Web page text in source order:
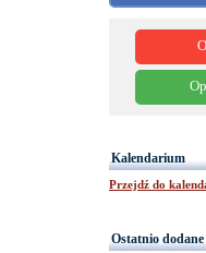
Kalendarium
Przejdź do
Ostatnio